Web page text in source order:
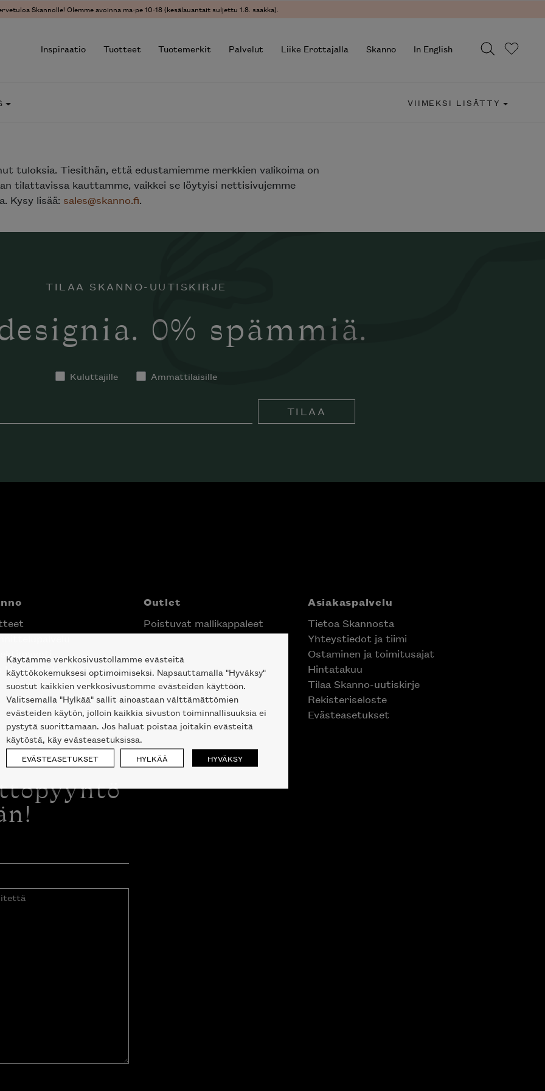
Skannolle! Olemme avoinna ma-pe 10-18 (kesälauantait suljettu 1.8. saakka).
Inspiraatio Tuotteet Tuotemerkit Palvelut Liike Erottajalla Skanno In English
VIIMEKSI LISÄTTY
tuloksia. Tiesithän, että edustamiemme merkkien valikoima on
tilattavissa kauttamme, vaikkei se löytyisi nettisivujemme
Kysy lisää: sales@skanno.fi.
TILAA SKANNO-UUTISKIRJE
0% spämmiä.
Kuluttajille Ammattilaisille
TILAA
Helsingin keskustassa
Outlet
Poistuvat mallikappaleet
Asiakaspalvelu
Tietoa Skannosta
Yhteystiedot ja tiimi
Ostaminen ja toimitusajat
Hintatakuu
Tilaa Skanno-uutiskirje
Rekisteriseloste
Evästeasetukset
Käytämme verkkosivustollamme evästeitä
käyttökokemuksesi optimoimiseksi. Napsauttamalla "Hyväksy"
suostut kaikkien verkkosivustomme evästeiden käyttöön.
Valitsemalla "Hylkää" sallit ainoastaan välttämättömien
evästeiden käytön, jolloin kaikkia sivuston toiminnallisuuksia ei
pystytä suorittamaan. Jos haluat poistaa joitakin evästeitä
käytöstä, käy evästeasetuksissa.
EVÄSTEASETUKSET HYLKÄÄ HYVÄKSY